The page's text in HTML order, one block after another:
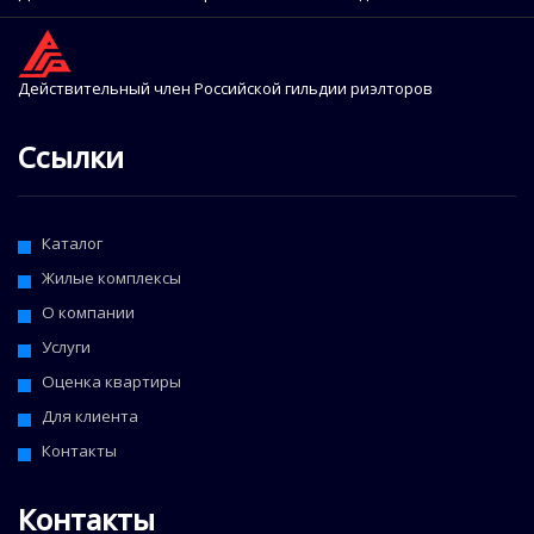
Действительный член Российской гильдии риэлторов
Ссылки
Каталог
Жилые комплексы
О компании
Услуги
Оценка квартиры
Для клиента
Контакты
Контакты